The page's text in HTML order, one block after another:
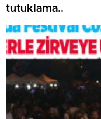
tutuklama..